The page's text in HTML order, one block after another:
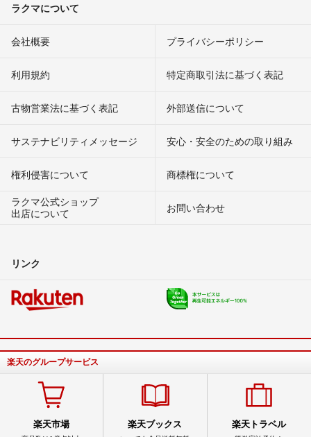
ラクマについて
会社概要 プライバシーポリシー
利用規約 特定商取引法に基づく表記
古物営業法に基づく表記 外部送信について
サステナビリティメッセージ 安心・安全のための取り組み
権利侵害について
商標権について
ラクマ公式ショップ
出店について
お問い合わせ
リンク
楽天のグループサービス
楽天市場 楽天ブックス 楽天トラベル